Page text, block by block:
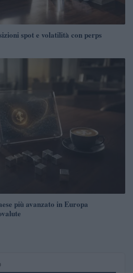
spot e volatilità con perps
più avanzato in Europa